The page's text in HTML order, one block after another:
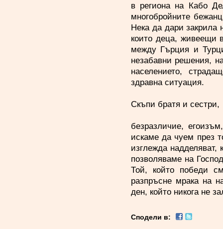
в региона на Кабо
многобройните
Нека да дари закрила
които деца, живеещи
между Гърция и
незабавни решения,
населението,
здравна ситуация.
Скъпи братя и сестри,
безразличие,
искаме да чуем през
изглежда надделяват,
позволяваме на
Той, който победи
разпръсне мрака на
ден, който никога не
Сподели в: